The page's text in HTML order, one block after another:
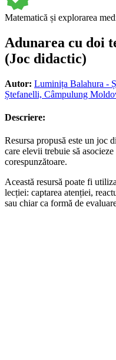
Matematică și explorarea
Adunarea cu doi
(Joc didactic)
Autor: Luminița Balahura -
Ștefanelli, Câmpulung
Descriere:
Resursa propusă este un joc
care elevii trebuie să
corespunzătoare.
Această resursă poate fi
lecției: captarea atenției,
sau chiar ca formă de